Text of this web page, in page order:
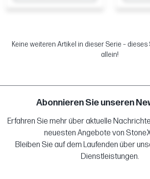
Keine weiteren Artikel in dieser Serie –
allein!
Abonnieren Sie unseren
Erfahren Sie mehr über aktuelle
neuesten Angebote von
Bleiben Sie auf dem Laufenden über
Dienstleistungen.